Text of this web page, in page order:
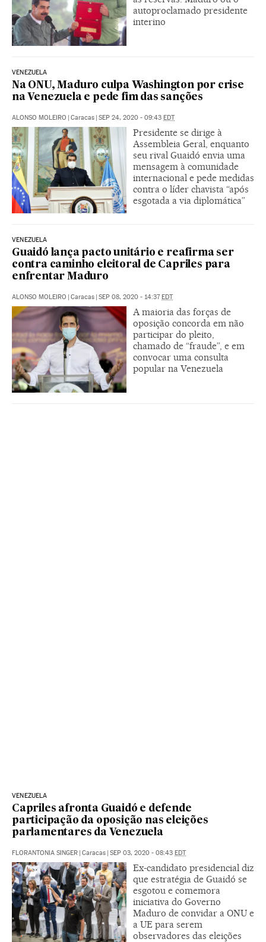
autoproclamado presidente
interino
VENEZUELA
Na ONU, Maduro culpa Washington por crise
na Venezuela e pede fim das sanções
ALONSO MOLEIRO | Caracas | SEP 24, 2020 - 09:43 EDT
Presidente se dirige à
Assembleia Geral, enquanto
seu rival Guaidó envia uma
mensagem à comunidade
internacional e pede medidas
contra o líder chavista “após
esgotada a via diplomática”
VENEZUELA
Guaidó lança pacto unitário e reafirma ser
contra caminho eleitoral de Capriles para
enfrentar Maduro
ALONSO MOLEIRO | Caracas | SEP 08, 2020 - 14:37EDT
A maioria das forças de
oposição concorda em não
participar do pleito,
chamado de “fraude”, e em
convocar uma consulta
popular na Venezuela
VENEZUELA
Capriles afronta Guaidó e defende
participação da oposição nas eleições
parlamentares da Venezuela
FLORANTONIA SINGER | Caracas | SEP 03, 2020 - 08:43 EDT
Ex-candidato presidencial diz
que estratégia de Guaidó se
esgotou e comemora
iniciativa do Governo
Maduro de convidar a ONU e
a UE para serem
observadores das eleições